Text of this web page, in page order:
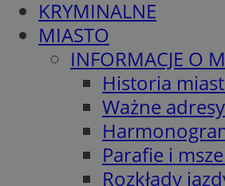
KRYMINALNE
MIASTO
INFORMACJE O
Historia
Ważne
Parafie i
Rozkłady